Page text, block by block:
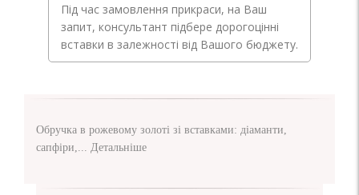
Під час замовлення прикраси, на Ваш
запит, консультант підбере дорогоцінні
вставки в залежності від Вашого бюджету.
Обручка в рожевому золоті зі вставками: діаманти,
сапфіри,...
Детальніше